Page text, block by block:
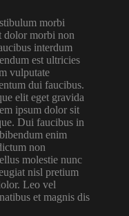
morbi
dolor morbi non
interdum
est ultricies
vulputate
dui faucibus.
elit eget gravida
ipsum dolor sit
Dui faucibus in
enim
non
molestie nunc
nisl pretium
Leo vel
et magnis dis